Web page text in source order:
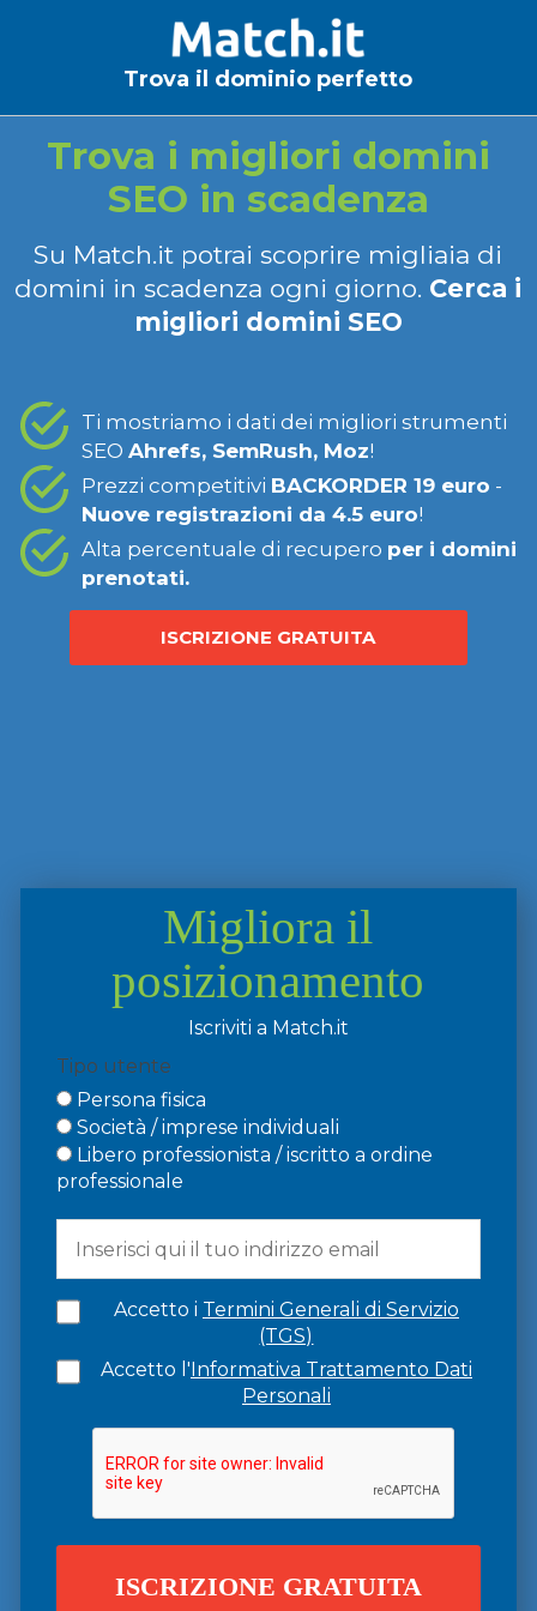
Trova il dominio perfetto
Trova i migliori domini
SEO in scadenza
Su Match.it potrai scoprire migliaia di
domini in scadenza ogni giorno. Cerca i
migliori domini SEO
Ti mostriamo i dati dei migliori strumenti
SEO Ahrefs, SemRush, Moz!
Prezzi competitivi BACKORDER 19 euro -
Nuove registrazioni da 4.5 euro!
Alta percentuale di recupero per i domini
prenotati.
ISCRIZIONE GRATUITA
Migliora il
posizionamento
Iscriviti a Match.it
Tipo utente
Persona fisica
Società / imprese individuali
Libero professionista / iscritto a ordine
professionale
Accetto i Termini Generali di Servizio
(TGS)
Accetto l'Informativa Trattamento Dati
Personali